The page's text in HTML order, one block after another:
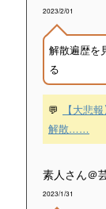
2023/2/01
解散遍歴を
る
💬
【大悲
解散……
素人さん＠
2023/1/31